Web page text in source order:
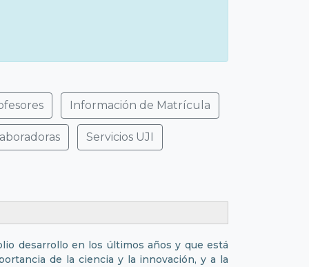
Información de Matrícula
Servicios UJI
desarrollo en los últimos años y que está
de la ciencia y la innovación, y a la